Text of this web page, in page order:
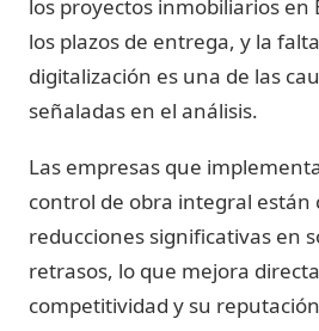
los proyectos inmobiliarios en
los plazos de entrega, y la
digitalización es una de las
señaladas en el análisis.
Las empresas que
control de obra integral están
reducciones significativas en
retrasos, lo que mejora
competitividad y su